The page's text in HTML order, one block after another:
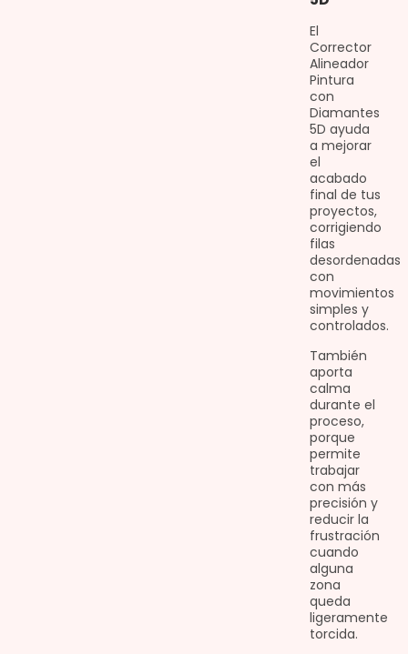
El
Corrector
Alineador
Pintura
con
Diamantes
5D ayuda
a mejorar
el
acabado
final de tus
proyectos,
corrigiendo
filas
desordenadas
con
movimientos
simples y
controlados.
También
aporta
calma
durante el
proceso,
porque
permite
trabajar
con más
precisión y
reducir la
frustración
cuando
alguna
zona
queda
ligeramente
torcida.